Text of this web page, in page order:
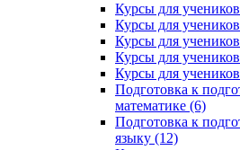
Курсы для
Курсы для
Курсы для
Курсы для
Курсы для
Подготовка к
математике (6)
Подготовка к
языку (12)